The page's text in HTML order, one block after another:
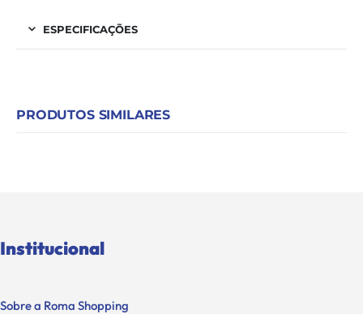
ESPECIFICAÇÕES
PRODUTOS SIMILARES
Institucional
Sobre a Roma Shopping